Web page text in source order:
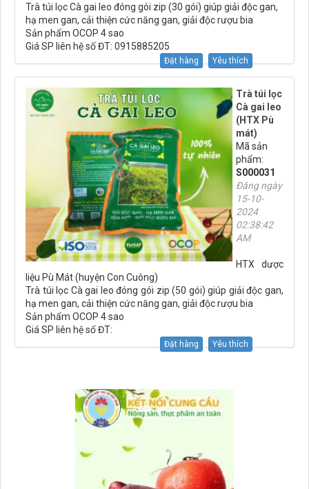
Trà túi lọc Cà gai leo đóng gói zip (30 gói) giúp giải độc gan,
hạ men gan, cải thiện cức năng gan, giải độc rượu bia
Sản phẩm OCOP 4 sao
Giá SP liên hệ số ĐT: 0915885205
Đặt hàng Yêu thích
Trà túi lọc
Cà gai leo
(HTX Pù
mát)
Mã sản
phẩm:
S000031
Đăng ngày
15-10-
2024
02:38:42
AM
HTX dược
liệu Pù Mát (huyện Con Cuông)
Trà túi lọc Cà gai leo đóng gói zip (50 gói) giúp giải độc gan,
hạ men gan, cải thiện cức năng gan, giải độc rượu bia
Sản phẩm OCOP 4 sao
Giá SP liên hệ số ĐT:
Đặt hàng Yêu thích